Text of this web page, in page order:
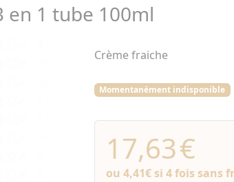
en 1 tube 100ml
Crème fraiche
Momentanément indisponible
17,63€
ou 4,41€si 4 fois sans